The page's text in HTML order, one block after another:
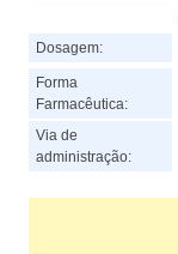
Dosagem:
Forma
Farmacêutica:
Via de
administração: